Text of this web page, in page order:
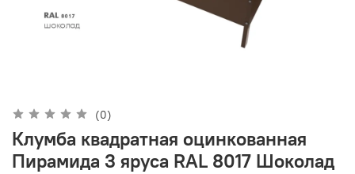
(0)
Клумба квадратная оцинкованная
Пирамида 3 яруса RAL 8017 Шоколад